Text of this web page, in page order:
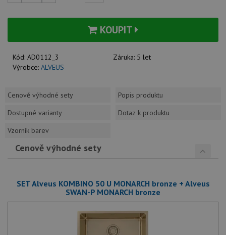
KOUPIT
Kód: AD0112_3 Záruka: 5 let
Výrobce: ALVEUS
Cenově výhodné sety
Popis produktu
Dostupné varianty
Dotaz k produktu
Vzorník barev
Cenově výhodné sety
SET Alveus KOMBINO 50 U MONARCH bronze + Alveus
SWAN-P MONARCH bronze